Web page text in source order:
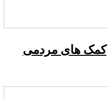
کمک های مردمی